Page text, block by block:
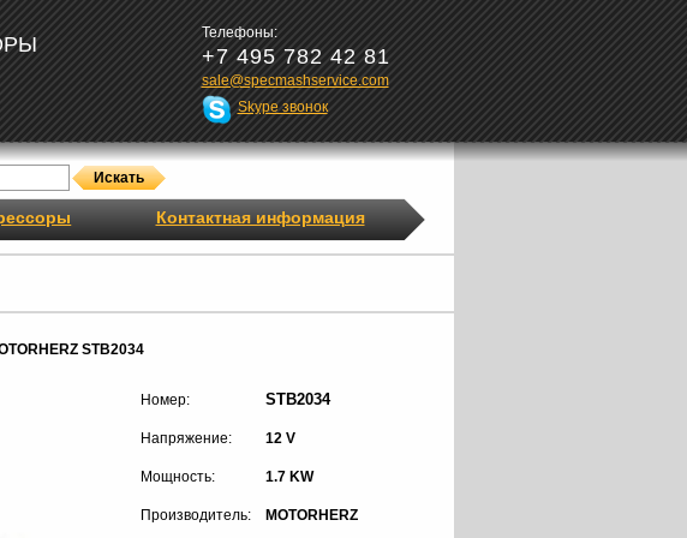
Телефоны:
+7 495 782 42 81
sale@specmashservice.com
Skype звонок
Контактная информация
STB2034
Номер: STB2034
Напряжение: 12 V
Мощность: 1.7 KW
Производитель: MOTORHERZ